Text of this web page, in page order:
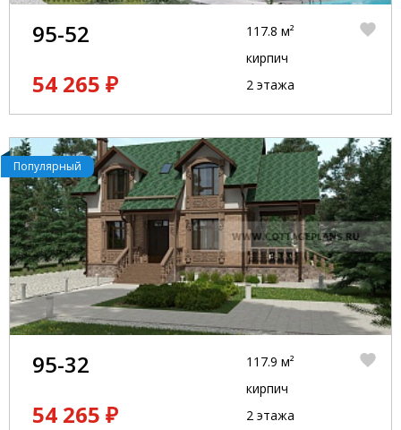
95-52
54 265 ₽
117.8 м²
кирпич
2 этажа
Популярный
95-32
54 265 ₽
117.9 м²
кирпич
2 этажа